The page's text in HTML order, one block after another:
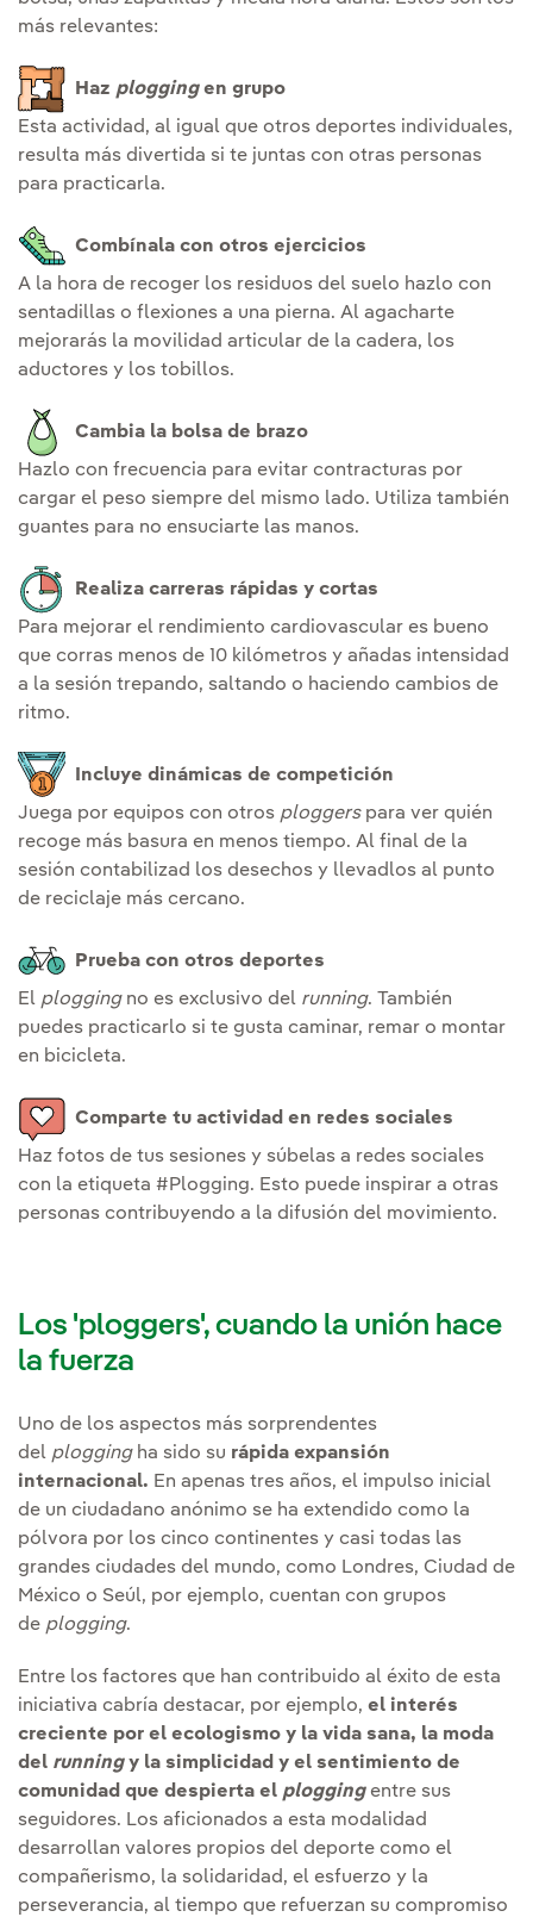
más relevantes:
Haz ploggingen grupo
Esta actividad, al igual que otros deportes individuales,
resulta más divertida si te juntas con otras personas
para practicarla.
Combínala con otros ejercicios
A la hora de recoger los residuos del suelo hazlo con
sentadillas o flexiones a una pierna. Al agacharte
mejorarás la movilidad articular de la cadera, los
aductores y los tobillos.
Cambia la bolsa de brazo
Hazlo con frecuencia para evitar contracturas por
cargar el peso siempre del mismo lado. Utiliza también
guantes para no ensuciarte las manos.
Realiza carreras rápidas y cortas
Para mejorar el rendimiento cardiovascular es bueno
que corras menos de 10 kilómetros y añadas intensidad
a la sesión trepando, saltando o haciendo cambios de
ritmo.
Incluye dinámicas de competición
Juega por equipos con otros ploggers para ver quién
recoge más basura en menos tiempo. Al final de la
sesión contabilizad los desechos y llevadlos al punto
de reciclaje más cercano.
Prueba con otros deportes
El plogging no es exclusivo del running. También
puedes practicarlo si te gusta caminar, remar o montar
en bicicleta.
Comparte tu actividad en redes sociales
Haz fotos de tus sesiones y súbelas a redes sociales
con la etiqueta #Plogging. Esto puede inspirar a otras
personas contribuyendo a la difusión del movimiento.
Los 'ploggers', cuando la unión hace
la fuerza
Uno de los aspectos más sorprendentes
del plogging ha sido su rápida expansión
internacional. En apenas tres años, el impulso inicial
de un ciudadano anónimo se ha extendido como la
pólvora por los cinco continentes y casi todas las
grandes ciudades del mundo, como Londres, Ciudad de
México o Seúl, por ejemplo, cuentan con grupos
de plogging.
Entre los factores que han contribuido al éxito de esta
iniciativa cabría destacar, por ejemplo, el interés
creciente por el ecologismo y la vida sana, la moda
del runningy la simplicidad y el sentimiento de
comunidad que despierta el plogging entre sus
seguidores. Los aficionados a esta modalidad
desarrollan valores propios del deporte como el
compañerismo, la solidaridad, el esfuerzo y la
perseverancia, al tiempo que refuerzan su compromiso